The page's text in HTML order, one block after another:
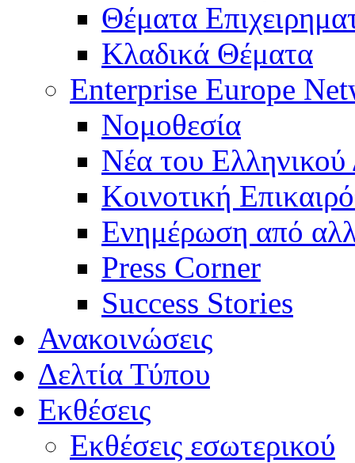
Θέματα
Κλαδικά Θέματα
Enterprise Europe
Νομοθεσία
Νέα του Ελληνικού
Κοινοτική
Ενημέρωση από
Press Corner
Success Stories
Ανακοινώσεις
Δελτία Τύπου
Εκθέσεις
Εκθέσεις εσωτερικού